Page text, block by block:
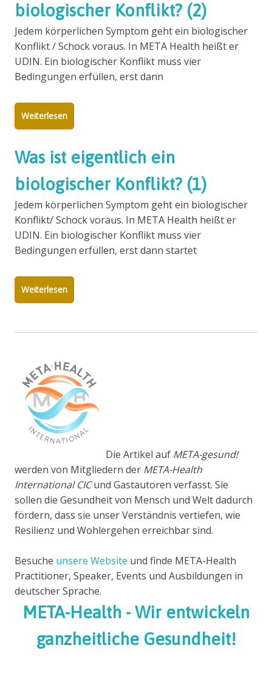
biologischer Konflikt? (2)
Jedem körperlichen Symptom geht ein biologischer
Konflikt / Schock voraus. In META Health heißt er
UDIN. Ein biologischer Konflikt muss vier
Bedingungen erfüllen, erst dann
Weiterlesen
Was ist eigentlich ein
biologischer Konflikt? (1)
Jedem körperlichen Symptom geht ein biologischer
Konflikt/ Schock voraus. In META Health heißt er
UDIN. Ein biologischer Konflikt muss vier
Bedingungen erfüllen, erst dann startet
Weiterlesen
Die Artikel auf META-gesund!
werden von Mitgliedern der META-Health
International CICund Gastautoren verfasst. Sie
sollen die Gesundheit von Mensch und Welt dadurch
fördern, dass sie unser Verständnis vertiefen, wie
Resilienz und Wohlergehen erreichbar sind.
Besuche unsere Website und finde META-Health
Practitioner, Speaker, Events und Ausbildungen in
deutscher Sprache.
META-Health - Wir entwickeln
ganzheitliche Gesundheit!